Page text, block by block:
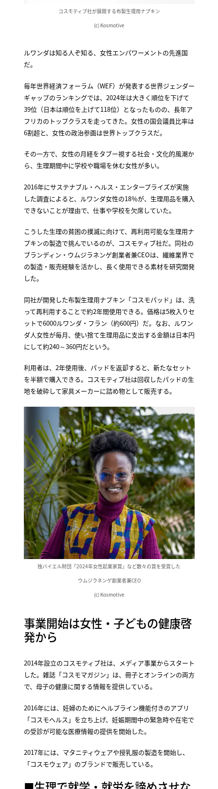
コスモティブ社が展開する布製生理用ナプキン
(c) Kosmotive
ルワンダは知る人ぞ知る、女性エンパワーメントの先進国
だ。
毎年世界経済フォーラム（WEF）が発表する世界ジェンダー
ギャップのランキングでは、2024年は大きく順位を下げて
39位（日本は順位を上げて118位）となったものの、長年ア
フリカのトップクラスを走ってきた。女性の国会議員比率は
6割超と、女性の政治参画は世界トップクラスだ。
その一方で、女性の月経をタブー視する社会・文化的風潮か
ら、生理期間中に学校や職場を休む女性が多い。
2016年にサステナブル・ヘルス・エンタープライズが実施
した調査によると、ルワンダ女性の18％が、生理用品を購入
できないことが理由で、仕事や学校を欠席していた。
こうした生理の貧困の撲滅に向けて、再利用可能な生理用ナ
プキンの製造で挑んでいるのが、コスモティブ社だ。同社の
ブランディン・ウムジラネンゲ創業者兼CEOは、繊維業界で
の製造・販売経験を活かし、長く使用できる素材を研究開発
した。
同社が開発した布製生理用ナプキン「コスモパッド」は、洗
って再利用することで約2年間使用できる。価格は5枚入りセ
ットで6000ルワンダ・フラン（約600円）だ。なお、ルワン
ダ人女性が毎月、使い捨て生理用品に支出する金額は日本円
にして約240～360円だという。
利用者は、2年使用後、パッドを返却すると、新たなセット
を半額で購入できる。コスモティブ社は回収したパッドの生
地を破砕して家具メーカーに詰め物として販売する。
独バイエル財団「2024年女性起業家賞」など数々の賞を受賞した
ウムジラネンゲ創業者兼CEO
(c) Kosmotive
事業開始は女性・子どもの健康啓
発から
2014年設立のコスモティブ社は、メディア事業からスタート
した。雑誌「コスモマガジン」は、冊子とオンラインの両方
で、母子の健康に関する情報を提供している。
2016年には、妊婦のためにヘルプライン機能付きのアプリ
「コスモヘルス」を立ち上げ、妊娠期間中の緊急時や在宅で
の受診が可能な医療情報の提供を開始した。
2017年には、マタニティウェアや授乳服の製造を開始し、
「コスモウェア」のブランドで販売している。